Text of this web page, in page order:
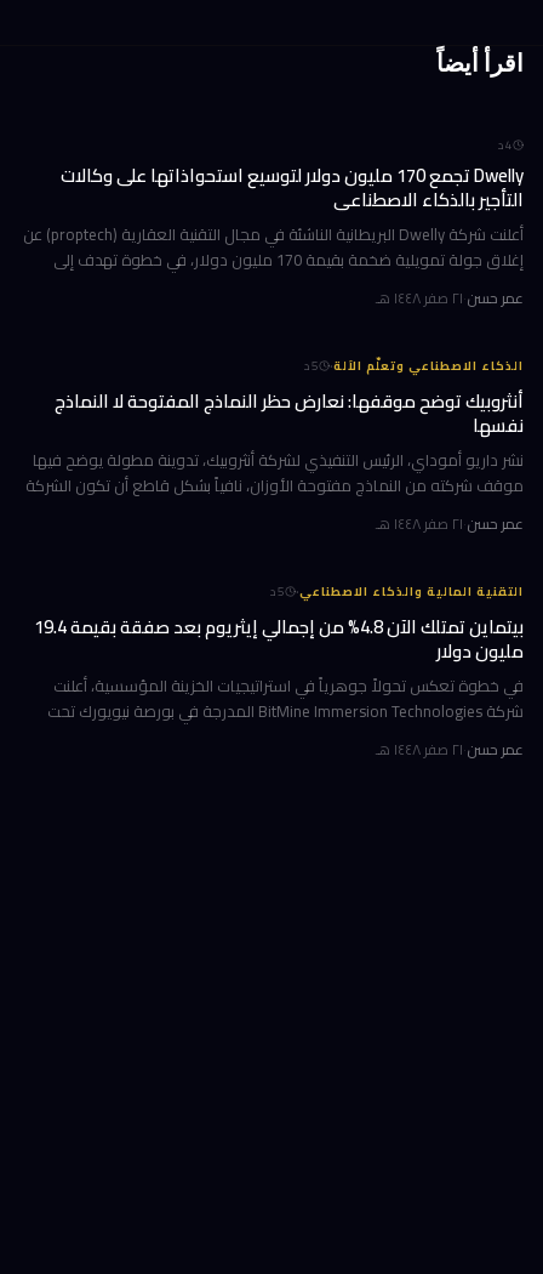
اقرأ أيضاً
4د
Dwelly تجمع 170 مليون دولار لتوسيع استحواذاتها على وكالات
التأجير بالذكاء الاصطناعي
أعلنت شركة Dwelly البريطانية الناشئة في مجال التقنية العقارية (proptech) عن
إغلاق جولة تمويلية ضخمة بقيمة 170 مليون دولار، في خطوة تهدف إلى
عمر حسن·٢١ صفر ١٤٤٨ هـ
الذكاء الاصطناعي وتعلّم الآلة·
5د
أنثروبيك توضح موقفها: نعارض حظر النماذج المفتوحة لا النماذج
نفسها
نشر داريو أموداي، الرئيس التنفيذي لشركة أنثروبيك، تدوينة مطولة يوضح فيها
موقف شركته من النماذج مفتوحة الأوزان، نافياً بشكل قاطع أن تكون الشركة
عمر حسن·٢١ صفر ١٤٤٨ هـ
التقنية المالية والذكاء الاصطناعي·
5د
بيتماين تمتلك الآن 4.8% من إجمالي إيثريوم بعد صفقة بقيمة 19.4
مليون دولار
في خطوة تعكس تحولاً جوهرياً في استراتيجيات الخزينة المؤسسية، أعلنت
شركة BitMine Immersion Technologies المدرجة في بورصة نيويورك تحت
عمر حسن·٢١ صفر ١٤٤٨ هـ